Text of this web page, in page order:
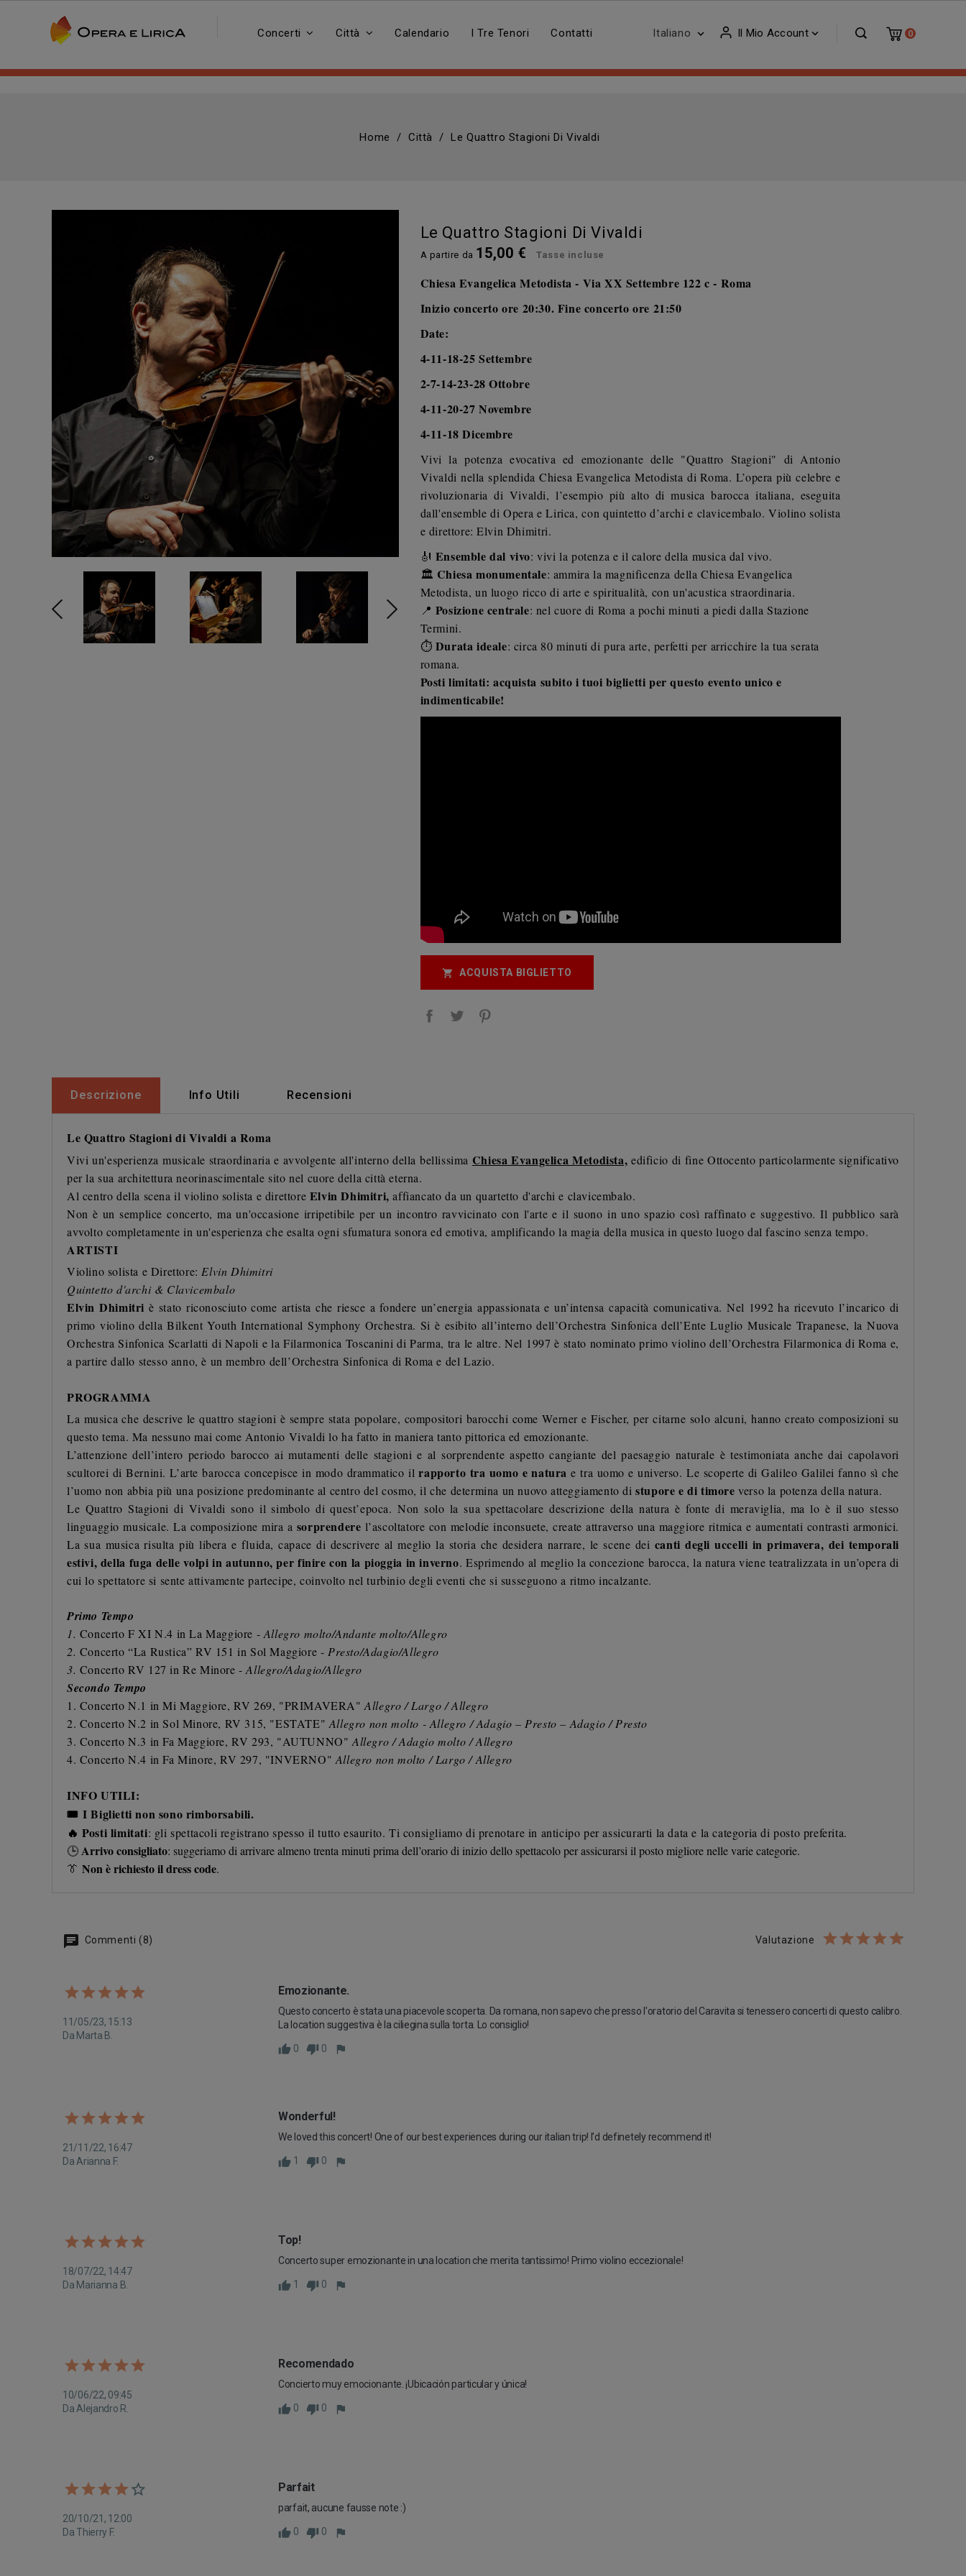
0
Il Mio Account 
Italiano 
Concerti Città Calendario I Tre Tenori Contatti
Home Città Le Quattro Stagioni Di Vivaldi
Le Quattro Stagioni Di Vivaldi
A partire da 15,00 € Tasse incluse
Chiesa Evangelica Metodista - Via XX Settembre 122 c - Roma
Inizio concertoore 20:30. Fine concerto ore 21:50
Date:
4-11-18-25 Settembre
2-7-14-23-28 Ottobre
4-11-20-27 Novembre
4-11-18 Dicembre
Vivi la potenza evocativa ed emozionante delle "Quattro Stagioni" di Antonio
Vivaldi nella splendida Chiesa Evangelica Metodista di Roma. L’opera più celebre e
rivoluzionaria di Vivaldi, l’esempio più alto di musica barocca italiana, eseguita
dall'ensemble di Opera e Lirica, con quintetto d’archi e clavicembalo.Violino solista
e direttore: Elvin Dhimitri.
🎻 Ensemble dal vivo: vivi la potenza e il calore della musica dal vivo.
🏛️ Chiesa monumentale: ammira la magnificenza della Chiesa Evangelica
Metodista, un luogo ricco di arte e spiritualità, con un'acustica straordinaria.
📍 Posizione centrale: nel cuore di Roma a pochi minuti a piedi dalla Stazione
Termini.
⏱️ Durata ideale: circa 80 minuti di pura arte, perfetti per arricchire la tua serata
romana.
Posti limitati: acquista subito i tuoi biglietti per questo evento unico e
indimenticabile!
 ACQUISTA BIGLIETTO
Descrizione Info Utili Recensioni
Le Quattro Stagioni di Vivaldi a Roma
Vivi un'esperienza musicale straordinaria e avvolgente all'interno della bellissima Chiesa Evangelica Metodista, edificio di fine Ottocento particolarmente significativo
per la sua architettura neorinascimentale sito nel cuore della città eterna.
Al centro della scena il violino solista e direttore Elvin Dhimitri,affiancato da un quartetto d'archi e clavicembalo.
Non è un semplice concerto, ma un'occasione irripetibile per un incontro ravvicinato con l'arte e il suono in uno spazio così raffinato e suggestivo. Il pubblico sarà
avvolto completamente in un'esperienza che esalta ogni sfumatura sonora ed emotiva, amplificando la magia della musica in questo luogo dal fascino senza tempo.
ARTISTI
Violino solista e Direttore:Elvin Dhimitri
Quintetto d'archi & Clavicembalo
Elvin Dhimitriè stato riconosciuto come artista che riesce a fondere un’energia appassionata e un’intensa capacità comunicativa. Nel 1992 ha ricevuto l’incarico di
primo violino della Bilkent Youth International Symphony Orchestra. Si è esibito all’interno dell’Orchestra Sinfonica dell’Ente Luglio Musicale Trapanese, la Nuova
Orchestra Sinfonica Scarlatti di Napoli e la Filarmonica Toscanini di Parma, tra le altre. Nel 1997 è stato nominato primo violino dell’Orchestra Filarmonica di Roma e,
a partire dallo stesso anno, è un membro dell’Orchestra Sinfonica di Roma e del Lazio.
PROGRAMMA
La musica che descrive le quattro stagioni è sempre stata popolare, compositori barocchi come Werner e Fischer, per citarne solo alcuni, hanno creato composizioni su
questo tema. Ma nessuno mai come Antonio Vivaldi lo ha fatto in maniera tanto pittorica ed emozionante.
L’attenzione dell’intero periodo barocco ai mutamenti delle stagioni e al sorprendente aspetto cangiante del paesaggio naturale è testimoniata anche dai capolavori
scultorei di Bernini. L’arte barocca concepisce in modo drammatico ilrapporto tra uomo e natura e tra uomo e universo. Le scoperte di Galileo Galilei fanno sì che
l’uomo non abbia più una posizione predominante al centro del cosmo, il che determina un nuovo atteggiamento distupore e di timore verso la potenza della natura.
Le Quattro Stagioni di Vivaldi sono il simbolo di quest’epoca. Non solo la sua spettacolare descrizione della natura è fonte di meraviglia, ma lo è il suo stesso
linguaggio musicale. La composizione mira a sorprendere l’ascoltatore con melodie inconsuete, create attraverso una maggiore ritmica e aumentati contrasti armonici.
La sua musica risulta più libera e fluida, capace di descrivere al meglio la storia che desidera narrare, le scene dei canti degli uccelli in primavera, dei temporali
estivi, della fuga delle volpi in autunno, per finire con la pioggia in inverno. Esprimendo al meglio la concezione barocca, la natura viene teatralizzata in un’opera di
cui lo spettatore si sente attivamente partecipe, coinvolto nel turbinio degli eventi che si susseguono a ritmo incalzante.
Primo Tempo
1. Concerto F XI N.4 in La Maggiore -Allegro molto/Andante molto/Allegro
2. Concerto “La Rustica” RV 151 in Sol Maggiore -Presto/Adagio/Allegro
3. Concerto RV 127 in Re Minore -Allegro/Adagio/Allegro
Secondo Tempo
1. Concerto N.1 in Mi Maggiore, RV 269, "PRIMAVERA"Allegro / Largo / Allegro
2. Concerto N.2 in Sol Minore, RV 315, "ESTATE"Allegro non molto - Allegro / Adagio – Presto – Adagio / Presto
3. Concerto N.3 in Fa Maggiore, RV 293, "AUTUNNO"Allegro / Adagio molto / Allegro
4. Concerto N.4 in Fa Minore, RV 297, "INVERNO"Allegro non molto / Largo / Allegro
INFO UTILI:
🎟️I Biglietti non sono rimborsabili.
🔥 Posti limitati: gli spettacoli registrano spesso il tutto esaurito. Ti consigliamo di prenotare in anticipo per assicurarti la data e la categoria di posto preferita.
🕒Arrivo consigliato: suggeriamo di arrivare almeno trenta minuti prima dell’orario di inizio dello spettacolo per assicurarsi il posto migliore nelle varie categorie.
👔Non è richiesto il dress code.
Commenti (8) Valutazione
11/05/23, 15:13
Da Marta B.
Emozionante.
Questo concerto è stata una piacevole scoperta. Da romana, non sapevo che presso l'oratorio del Caravita si tenessero concerti di questo calibro.
La location suggestiva è la ciliegina sulla torta. Lo consiglio!
0 0
21/11/22, 16:47
Da Arianna F.
Wonderful!
We loved this concert! One of our best experiences during our italian trip! I'd definetely recommend it!
1 0
18/07/22, 14:47
Da Marianna B.
Top!
Concerto super emozionante in una location che merita tantissimo! Primo violino eccezionale!
1 0
10/06/22, 09:45
Da Alejandro R.
Recomendado
Concierto muy emocionante. ¡Ubicación particular y única!
0 0
20/10/21, 12:00
Da Thierry F.
Parfait
parfait, aucune fausse note :)
0 0